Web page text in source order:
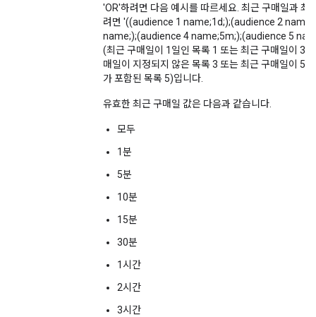
'OR'하려면 다음 예시를 따르세요. 최근 구매일과 최
려면 '((audience 1 name;1d;);(audience 2
name;);(audience 4 name;5m;);(audience 5
(최근 구매일이 1일인 목록 1 또는 최근 구매일이
매일이 지정되지 않은 목록 3 또는 최근 구매일이 5
가 포함된 목록 5)입니다.
유효한 최근 구매일 값은 다음과 같습니다.
모두
1분
5분
10분
15분
30분
1시간
2시간
3시간